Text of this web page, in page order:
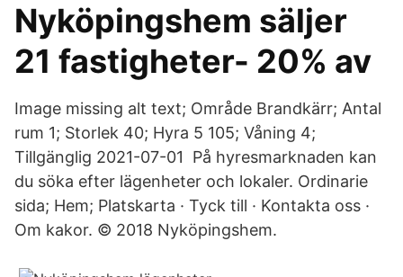
Nyköpingshem säljer
21 fastigheter- 20% av
Image missing alt text; Område Brandkärr; Antal
rum 1; Storlek 40; Hyra 5 105; Våning 4;
Tillgänglig 2021-07-01 På hyresmarknaden kan
du söka efter lägenheter och lokaler. Ordinarie
sida; Hem; Platskarta · Tyck till · Kontakta oss ·
Om kakor. © 2018 Nyköpingshem.